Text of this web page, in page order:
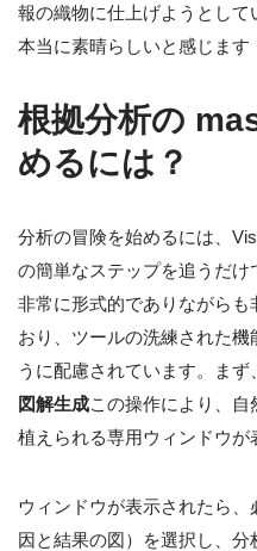
報の織物に仕上げようとして
本当に素晴らしいと感じます
根拠分析の
めるには？
分析の冒険を始めるには、
の簡単なステップを追うだ
非常に形式的でありながら
おり、ツールの洗練された
うに配慮されています。まず、
図解生成この操作により、
植えられる専用ウィンドウが
ウィンドウが表示されたら
因と結果の図）を選択し、